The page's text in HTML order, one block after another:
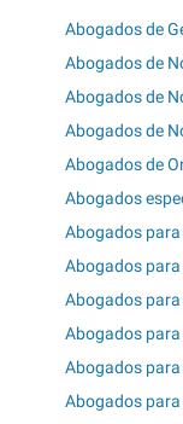
Abogados de
Abogados de
Abogados de
Abogados de
Abogados de
Abogados
Abogados
Abogados
Abogados
Abogados
Abogados para
Abogados